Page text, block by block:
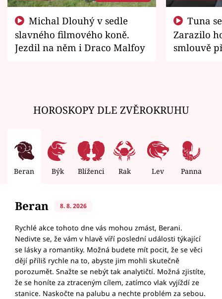
slavného filmového koně.
Jezdil na něm i Draco Malfoy
Zarazilo
smlouvě
HOROSKOPY DLE ZVĚROKRUHU
Beran Býk Blíženci Rak Lev Panna
Beran 8. 8. 2026
Rychlé akce tohoto dne vás mohou zmást, Berani.
Nedivte se, že vám v hlavě víří poslední události týkající
se lásky a romantiky. Možná budete mít pocit, že se věci
dějí příliš rychle na to, abyste jim mohli skutečně
porozumět. Snažte se nebýt tak analytičtí. Možná zjistíte,
že se honíte za ztraceným cílem, zatímco vlak vyjíždí ze
stanice. Naskočte na palubu a nechte problém za sebou.